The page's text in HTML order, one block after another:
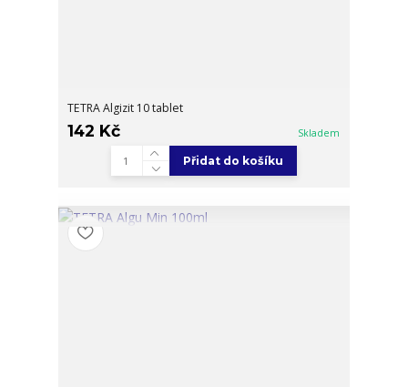
TETRA Algizit 10 tablet
142 Kč Skladem
Přidat do košíku